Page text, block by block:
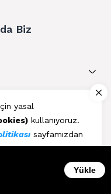
yasal
kullanıyoruz.
sayfamızdan
Kabul Et
Biz
Yükle